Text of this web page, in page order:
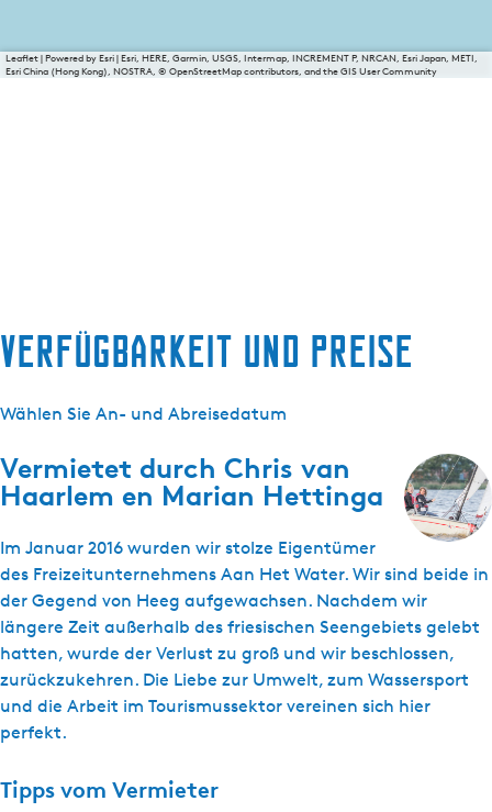
Leaflet|Powered by Esri | Esri, HERE, Garmin, USGS, Intermap, INCREMENT P, NRCAN, Esri Japan, METI,
Esri China (Hong Kong), NOSTRA, © OpenStreetMap contributors, and the GIS User Community
Verfügbarkeit und Preise
Wählen Sie An- und Abreisedatum
Vermietet durch Chris van
Haarlem en Marian Hettinga
Im Januar 2016 wurden wir stolze Eigentümer
des Freizeitunternehmens Aan Het Water. Wir sind beide in
der Gegend von Heeg aufgewachsen. Nachdem wir
längere Zeit außerhalb des friesischen Seengebiets gelebt
hatten, wurde der Verlust zu groß und wir beschlossen,
zurückzukehren. Die Liebe zur Umwelt, zum Wassersport
und die Arbeit im Tourismussektor vereinen sich hier
perfekt.
Tipps vom Vermieter